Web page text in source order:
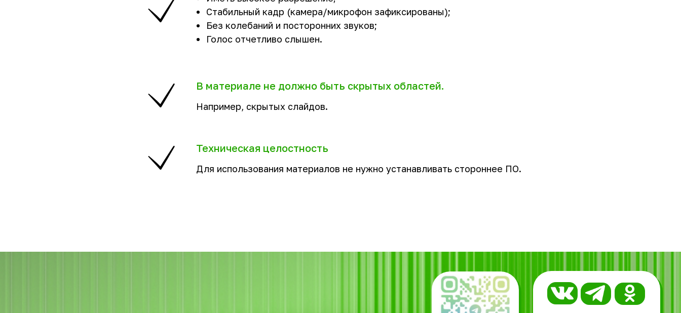
Стабильный кадр (камера/микрофон зафиксированы);
Без колебаний и посторонних звуков;
Голос отчетливо слышен.
В материале не должно быть скрытых областей.
Например, скрытых слайдов.
Техническая целостность
Для использования материалов не нужно устанавливать стороннее ПО.